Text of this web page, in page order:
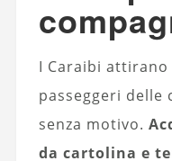
I Caraibi
passeggeri delle
senza motivo.
da cartolina e